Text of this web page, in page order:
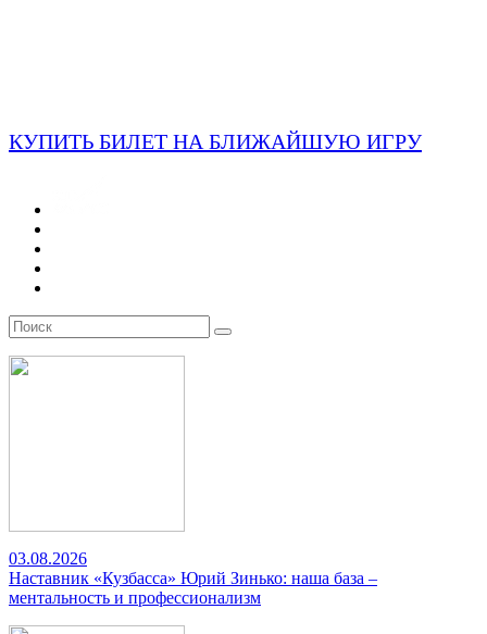
КУПИТЬ БИЛЕТ НА БЛИЖАЙШУЮ ИГРУ
03.08.2026
Наставник «Кузбасса» Юрий Зинько: наша база –
ментальность и профессионализм